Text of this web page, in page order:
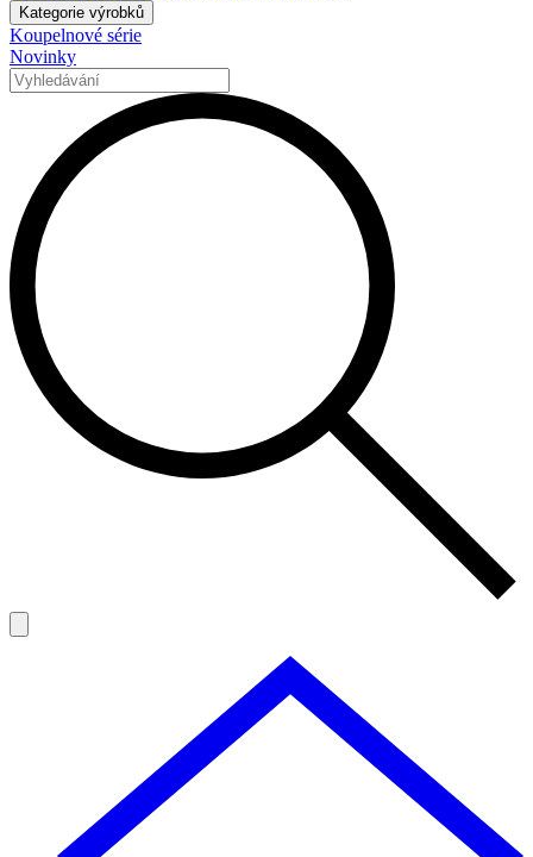
Kategorie výrobků
Koupelnové série
Novinky